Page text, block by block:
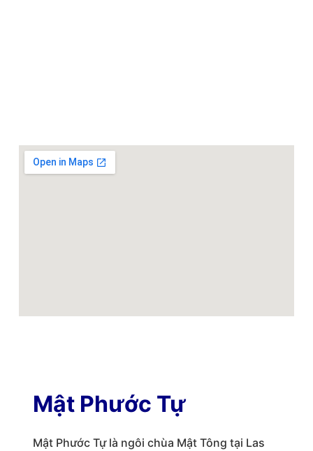
Mật Phước Tự
Mật Phước Tự là ngôi chùa Mật Tông tại Las